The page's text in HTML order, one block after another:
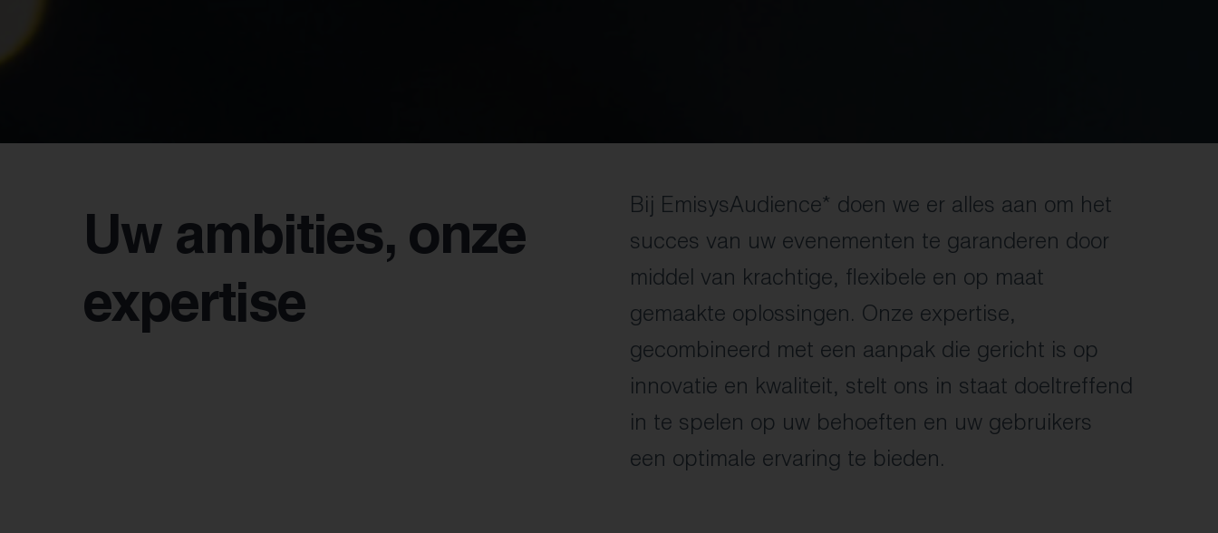
Uw ambities, onze
expertise
Bij EmisysAudience* doen we er alles aan om het
succes van uw evenementen te garanderen door
middel van krachtige, flexibele en op maat
gemaakte oplossingen. Onze expertise,
gecombineerd met een aanpak die gericht is op
innovatie en kwaliteit, stelt ons in staat doeltreffend
in te spelen op uw behoeften en uw gebruikers
een optimale ervaring te bieden.